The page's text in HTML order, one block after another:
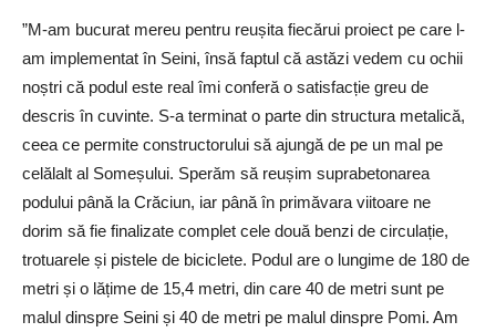
”M-am bucurat mereu pentru reușita fiecărui proiect pe care l-
am implementat în Seini, însă faptul că astăzi vedem cu ochii
noștri că podul este real îmi conferă o satisfacție greu de
descris în cuvinte. S-a terminat o parte din structura metalică,
ceea ce permite constructorului să ajungă de pe un mal pe
celălalt al Someșului. Sperăm să reușim suprabetonarea
podului până la Crăciun, iar până în primăvara viitoare ne
dorim să fie finalizate complet cele două benzi de circulație,
trotuarele și pistele de biciclete. Podul are o lungime de 180 de
metri și o lățime de 15,4 metri, din care 40 de metri sunt pe
malul dinspre Seini și 40 de metri pe malul dinspre Pomi. Am